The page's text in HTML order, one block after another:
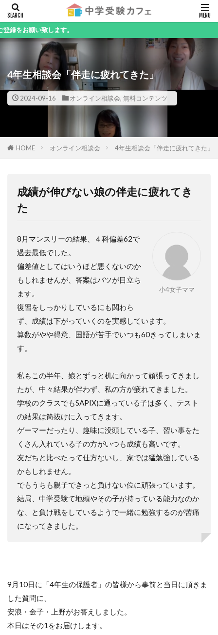
い致します。
4年生相談会「伴走に疲れてきた」
2024-09-16 オンライン相談会, 無料コンテンツ
HOME オンライン相談会 4年生相談会「伴走に疲れてきた」
成績が伸びない娘の伴走に疲れてき
た
小4女子ママ
8月マンスリーの結果、４科偏差62で
過去最低でした。
偏差値としてはいうほど悪くないのか
もしれませんが、答案はバツが目立ち
ます。
復習をしっかりしているにも関わら
ず、成績は下がっていくのを実感しています。
算数がやや得意、国語が苦手でいつも60きってしまいま
す。
私もこの半年、娘とずっと机に向かって頑張ってきまし
たが、中々結果が伴わず、私の方が疲れてきました。
学校のクラスでもSAPIXに通っている子は多く、テスト
の結果は筒抜けに入ってきます。
ゲーマーだったり、趣味に没頭している子、習い事をた
くさん入れている子の方がいつも成績も高いです。
友だちと比べたって仕方ないし、家では猛勉強している
かもしれません。
でもうちも親子できっと負けない位に頑張っています。
結局、中学受験て地頭やその子が持っている能力なのか
な、と負け戦をしているようで一緒に勉強するのが苦痛
になってきました。
9月10日に「4年生の保護者」の皆様から事前と当日に頂きま
した質問に、
安浪・金子・上野がお答えしました。
本日はその1をお届けします。
キーワード
カテゴリー
検索